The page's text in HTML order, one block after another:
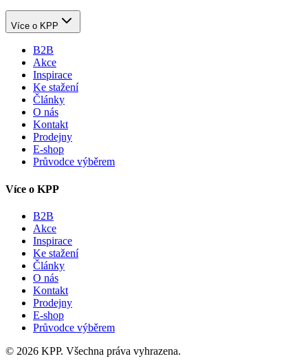
Více o KPP
B2B
Akce
Inspirace
Ke stažení
Články
O nás
Kontakt
Prodejny
E-shop
Průvodce výběrem
Více o KPP
B2B
Akce
Inspirace
Ke stažení
Články
O nás
Kontakt
Prodejny
E-shop
Průvodce výběrem
© 2026 KPP. Všechna práva vyhrazena.